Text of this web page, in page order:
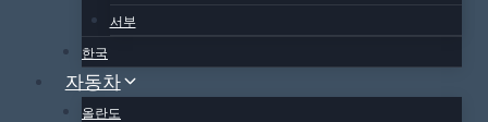
서부
한국
자동차
올란도